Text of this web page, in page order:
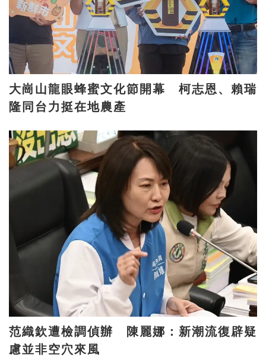
大崗山龍眼蜂蜜文化節開幕 柯志恩、賴瑞
隆同台力挺在地農產
范織欽遭檢調偵辦 陳麗娜：新潮流復辟疑
慮並非空穴來風